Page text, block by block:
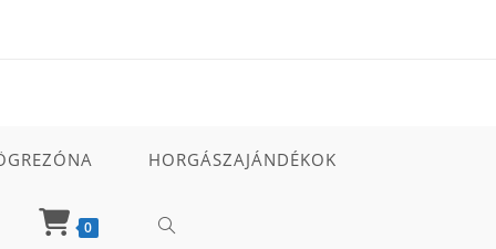
HORGÁSZAJÁNDÉKOK
0 TOGGLE